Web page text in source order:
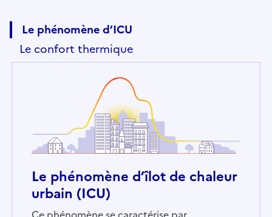
Le phénomène d’ICU
Le confort thermique
Le phénomène d’îlot de chaleur
urbain (ICU)